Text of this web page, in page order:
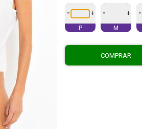
- +
P
- +
M
-
COMPRAR